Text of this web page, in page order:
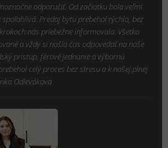
odporučiť. Od začiatku bola veľmi
Predaj bytu prebehol rýchlo, bez
nás priebežne informovala. Všetko
a vždy si našla čas odpovedať na naše
prístup, férové jednanie a výbornú
celý proces bez stresu a k našej plnej
Odlevákova